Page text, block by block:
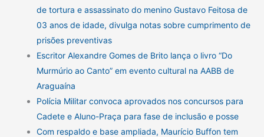
de tortura e assassinato do menino Gustavo Feitosa de
03 anos de idade, divulga notas sobre cumprimento de
prisões preventivas
Escritor Alexandre Gomes de Brito lança o livro “Do
Murmúrio ao Canto” em evento cultural na AABB de
Araguaína
Polícia Militar convoca aprovados nos concursos para
Cadete e Aluno-Praça para fase de inclusão e posse
Com respaldo e base ampliada, Maurício Buffon tem